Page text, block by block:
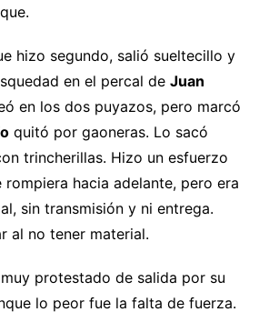
hizo segundo, salió sueltecillo y
en el percal de Juan
en los dos puyazos, pero marcó
quitó por gaoneras. Lo sacó
trincherillas. Hizo un esfuerzo
rompiera hacia adelante, pero era
sin transmisión y ni entrega.
al no tener material.
protestado de salida por su
lo peor fue la falta de fuerza.